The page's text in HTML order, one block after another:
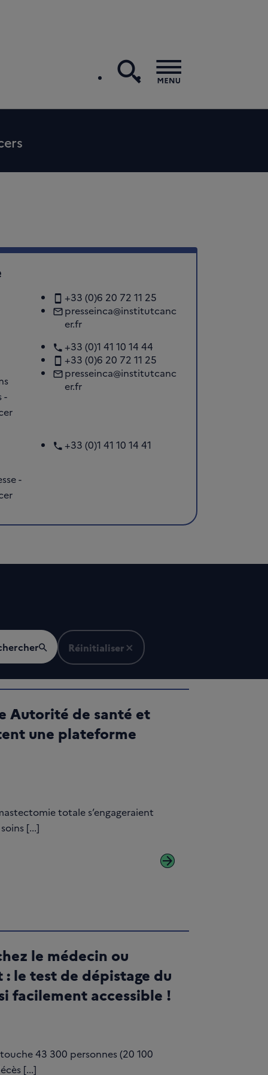
recherche
Menu
+33 (0)6 20 72 11 25
presseinca@institutcanc
er.fr
-
+33 (0)1 41 10 14 44
+33 (0)6 20 72 11 25
presseinca@institutcanc
er.fr
-
+33 (0)1 41 10 14 41
Réinitialiser
Autorité de santé et
une plateforme
totale s’engageraient
[...]
arrow_forward
le médecin ou
le test de dépistage du
facilement accessible !
43 300 personnes (20 100
[...]